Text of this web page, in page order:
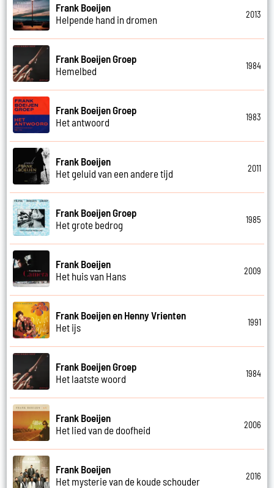
Frank Boeijen
Helpende hand in dromen
2013
Frank Boeijen Groep
Hemelbed
1984
Frank Boeijen Groep
Het antwoord
1983
Frank Boeijen
Het geluid van een andere tijd
2011
Frank Boeijen Groep
Het grote bedrog
1985
Frank Boeijen
Het huis van Hans
2009
Frank Boeijen en Henny Vrienten
Het ijs
1991
Frank Boeijen Groep
Het laatste woord
1984
Frank Boeijen
Het lied van de doofheid
2006
Frank Boeijen
Het mysterie van de koude schouder
2016